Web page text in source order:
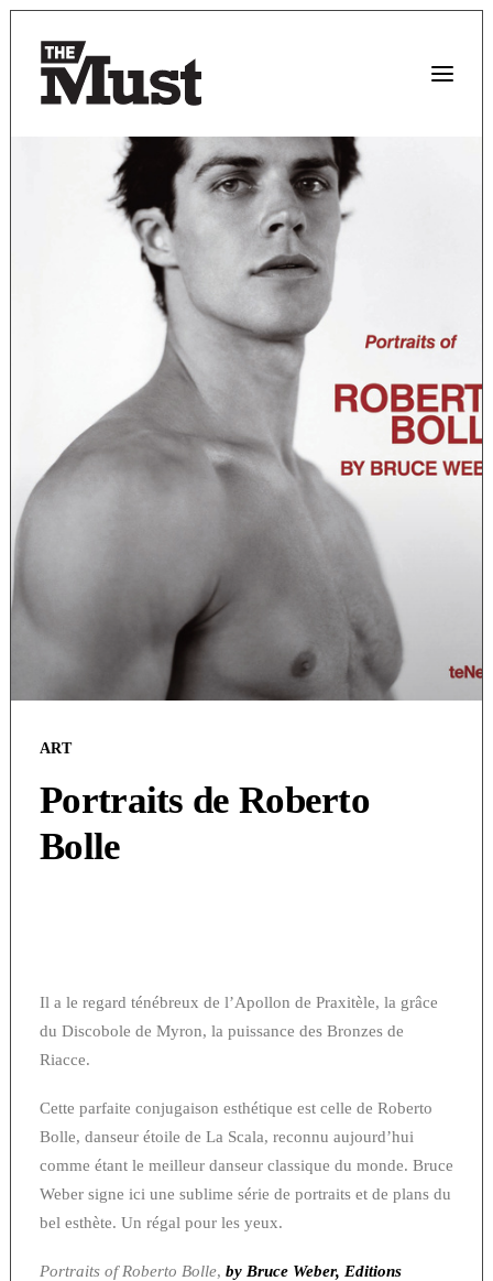
ART
Portraits de Roberto
Bolle
Il a le regard ténébreux de l’Apollon de Praxitèle, la grâce
du Discobole de Myron, la puissance des Bronzes de
Riacce.
Cette parfaite conjugaison esthétique est celle de Roberto
Bolle, danseur étoile de La Scala, reconnu aujourd’hui
comme étant le meilleur danseur classique du monde. Bruce
Weber signe ici une sublime série de portraits et de plans du
bel esthète. Un régal pour les yeux.
Portraits of Roberto Bolle, by Bruce Weber, Editions